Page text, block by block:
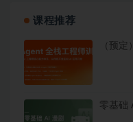
课程推荐
（预
零基础